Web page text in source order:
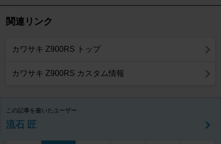
関連リンク
カワサキ Z900RS トップ
カワサキ Z900RS カスタム情報
この記事を書いたユーザー
流石 匠